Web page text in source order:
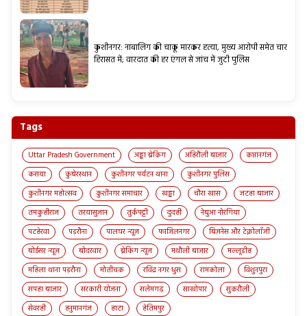
कुशीनगर: नाबालिग की चाकू मारकर हत्या, मुख्य आरोपी समेत चार
हिरासत में; वारदात की हर एंगल से जांच में जुटी पुलिस
Tags
Uttar Pradesh Government अड्डा ब्रेकिंग अहिरौली बाजार
कप्तानगंज
कसया
कुबेरस्थान कुशीनगर पर्यटन थाना
कुशीनगर पुलिस
कुशीनगर महोत्सव
कुशीनगर समाचार खड्डा चौरा खास
जटहा बाजार
तमकुहीराज
तरयासुजान तुर्कपट्टी दुदही
नेबुआ नोरंगिया
पटहेरवा
पड़रौना पालघर न्यूज़ फाजिलनगर
बिज़नेस और टेक्नोलॉजी
बोईसर न्यूज़
बोदरवार ब्रेकिंग न्यूज़ मथौली बाजार
मल्लूडीह
महिला थाना पड़रौना
मोतीचक रविंद्र नगर धुस रामकोला
विशुनपुरा
सपहा बाजार
सरकारी योजना सलेमगढ़ साखोपार
सुकरौली
सेवरही
हनुमानगंज हाटा हेतिमपुर